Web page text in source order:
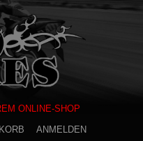
ONLINE-SHOP
ANMELDEN